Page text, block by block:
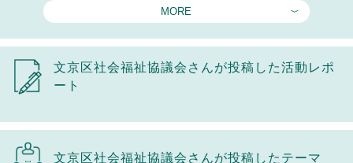
MORE
文京区社会福祉協議会さんが投稿した活動レポ
ート
文京区社会福祉協議会さんが投稿したテーマ